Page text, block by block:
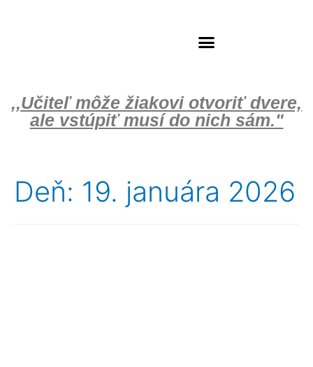
,,Učiteľ môže žiakovi otvoriť dvere,
ale vstúpiť musí do nich sám."
Deň: 19. januára 2026